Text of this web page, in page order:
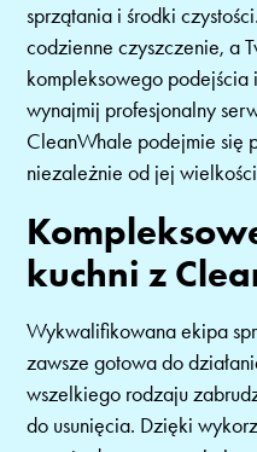
sprzątania i środki
codzienne czyszczenie, a
kompleksowego podejścia
wynajmij profesjonalny
CleanWhale podejmie się
niezależnie od jej
kuchni z
Wykwalifikowana ekipa
zawsze gotowa do
wszelkiego rodzaju
do usunięcia. Dzięki